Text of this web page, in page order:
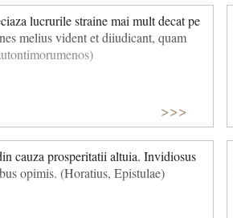
lucrurile straine mai mult decat pe
melius vident et diiudicant, quam
>>>
cauza prosperitatii altuia. Invidiosus
opimis. (Horatius, Epistulae)